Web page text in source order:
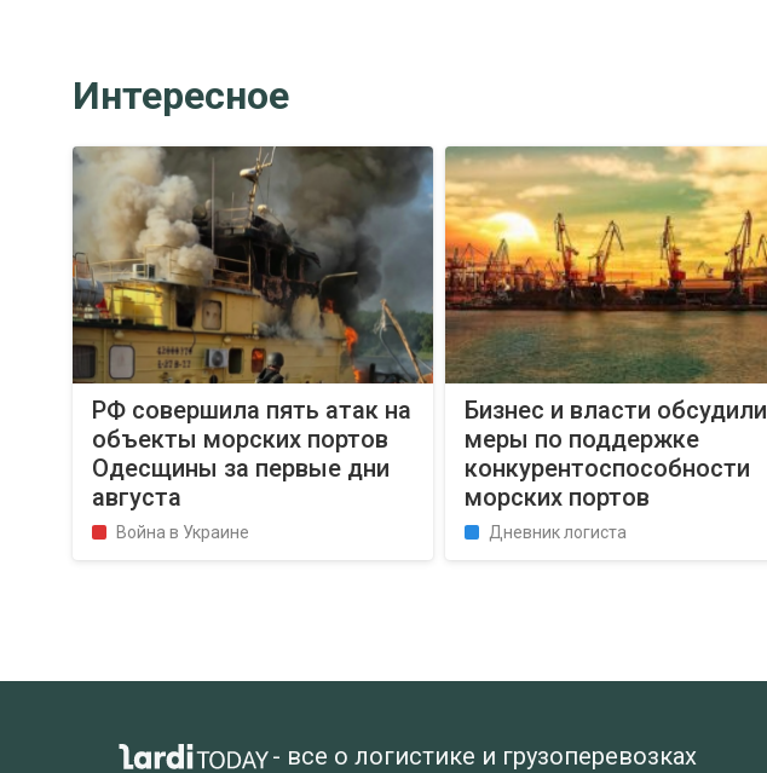
Интересное
РФ совершила пять атак на
объекты морских портов
Одесщины за первые дни
августа
Война в Украине
Бизнес и власти обсудили
меры по поддержке
конкурентоспособности
морских портов
Дневник логиста
- все о логистике и грузоперевозках